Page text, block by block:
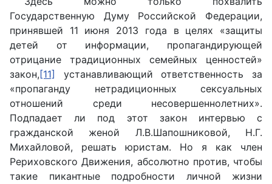
Государственную Думу Российской Федерации,
принявшей 11 июня 2013 года в целях «защиты
детей от информации, пропагандирующей
отрицание традиционных семейных ценностей»
закон, [11]
устанавливающий ответственность за
«пропаганду нетрадиционных сексуальных
отношений среди несовершеннолетних».
Подпадает ли под этот закон интервью с
гражданской женой Л.В.Шапошниковой, Н.Г.
Михайловой, решать юристам. Но я как член
Рериховского Движения, абсолютно против, чтобы
такие пикантные подробности личной жизни